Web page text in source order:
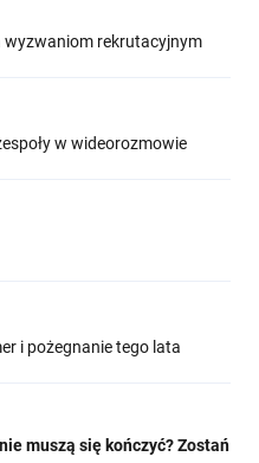
wyzwaniom rekrutacyjnym
w wideorozmowie
i pożegnanie tego lata
muszą się kończyć? Zostań